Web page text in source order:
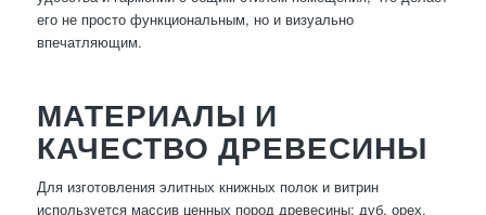
его не просто функциональным, но и визуально
впечатляющим.
МАТЕРИАЛЫ И
КАЧЕСТВО ДРЕВЕСИНЫ
Для изготовления элитных книжных полок и витрин
используется массив ценных пород древесины: дуб, орех,